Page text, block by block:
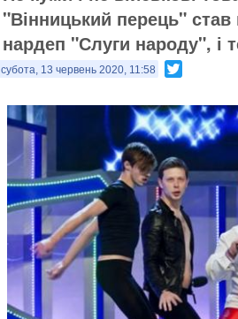
"Вінницький перець"
нардеп "Слуги народу", і
субота, 13 червень 2020, 11:58